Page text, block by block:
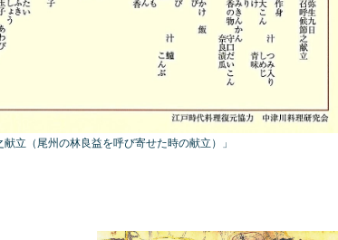
献立（尾州の林良益を呼び寄せた時の献立）」